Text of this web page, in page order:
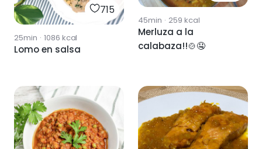
715
25min · 1086 kcal
Lomo en salsa
45min · 259 kcal
Merluza a la
calabaza!!🍲🤤